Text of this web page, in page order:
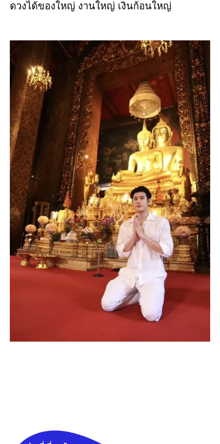
ดวงได้ของใหญ่ งานใหญ่ เงินก้อนใหญ่